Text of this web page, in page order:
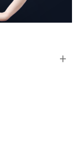
+